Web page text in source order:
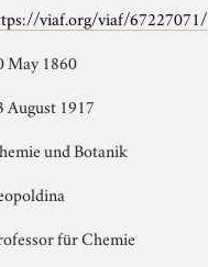
viaf.org/viaf/67227071/
May 1860
August 1917
und Botanik
für Chemie